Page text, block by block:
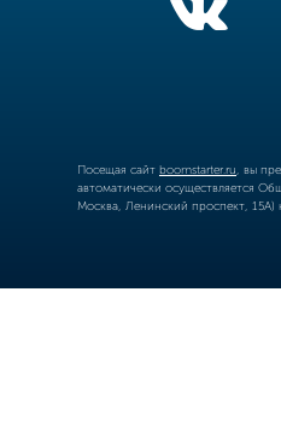
Посещая сайт boomstarter.ru , вы
автоматически осуществляется
Москва, Ленинский проспект, 15А)